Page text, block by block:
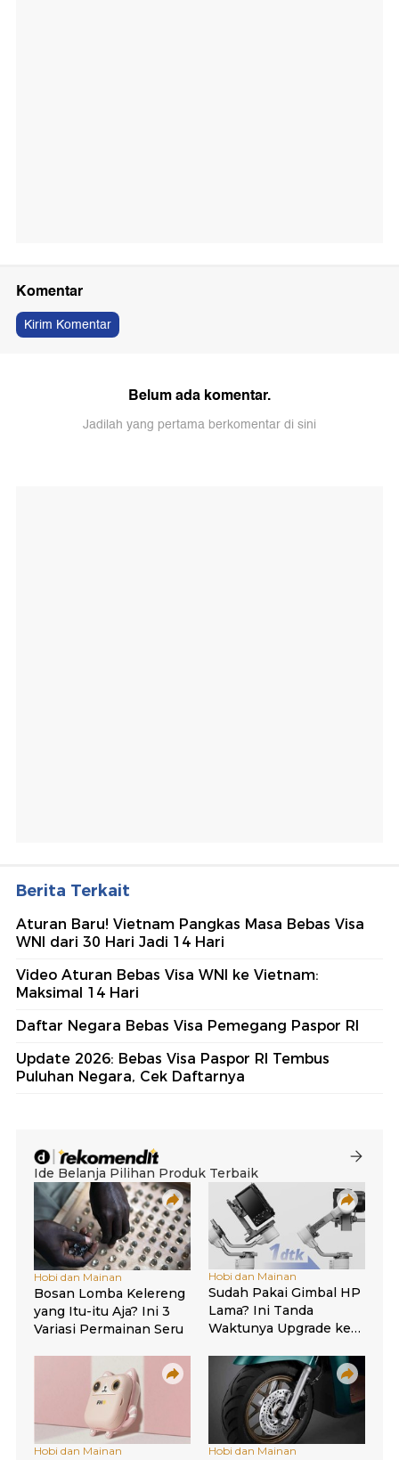
Komentar
Kirim Komentar
Belum ada komentar.
Jadilah yang pertama berkomentar di sini
Berita Terkait
Aturan Baru! Vietnam Pangkas Masa Bebas Visa
WNI dari 30 Hari Jadi 14 Hari
Video Aturan Bebas Visa WNI ke Vietnam:
Maksimal 14 Hari
Daftar Negara Bebas Visa Pemegang Paspor RI
Update 2026: Bebas Visa Paspor RI Tembus
Puluhan Negara, Cek Daftarnya